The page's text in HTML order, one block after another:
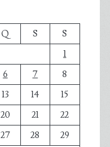
Q S
S
1
6 7
8
13 14
15
20 21
22
27 28
29